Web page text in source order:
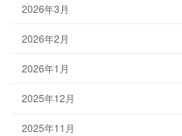
2026年3月
2026年2月
2026年1月
2025年12月
2025年11月